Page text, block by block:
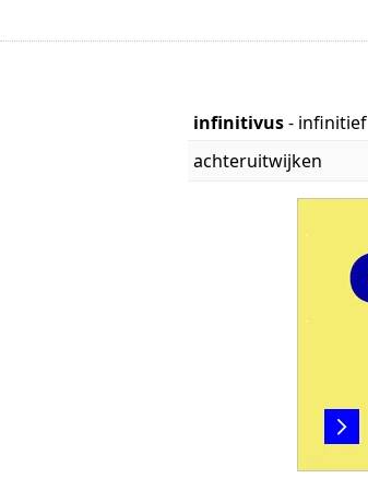
infinitivus- infinitief
achteruitwijken